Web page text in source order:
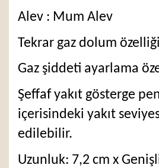
Alev : Mum Alev
Tekrar gaz dolum özelliği
Gaz şiddeti ayarlama
Şeffaf yakıt gösterge
içerisindeki yakıt
edilebilir.
Uzunluk: 7,2 cm x